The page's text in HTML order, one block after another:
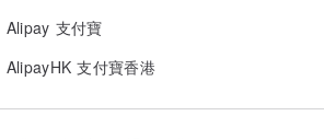
Alipay 支付寶
AlipayHK 支付寶香港